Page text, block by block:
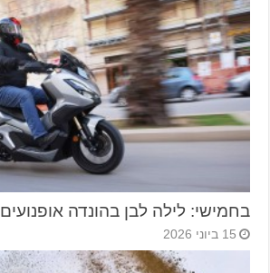
בחמישי: לילה לבן בהונדה אופנועים
15 ביוני 2026